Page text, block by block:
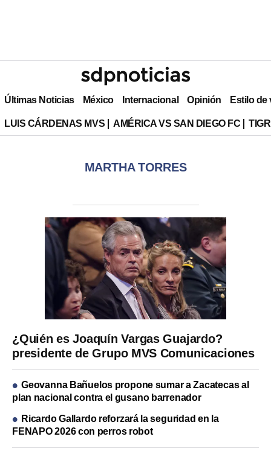
Últimas Noticias México Internacional Opinión Estilo de
LUIS CÁRDENAS MVS AMÉRICA VS SAN DIEGO FC
MARTHA TORRES
¿Quién es Joaquín Vargas Guajardo?
presidente de Grupo MVS Comunicaciones
Geovanna Bañuelos propone sumar a Zacatecas al
plan nacional contra el gusano barrenador
Ricardo Gallardo reforzará la seguridad en la
FENAPO 2026 con perros robot